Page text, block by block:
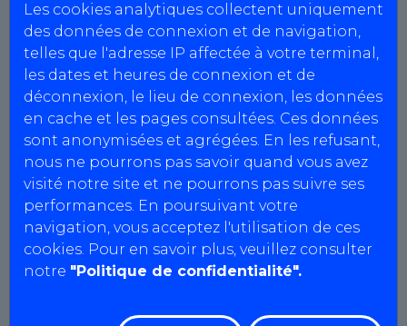
Les cookies analytiques collectent uniquement
des données de connexion et de navigation,
telles que l'adresse IP affectée à votre terminal,
les dates et heures de connexion et de
déconnexion, le lieu de connexion, les données
en cache et les pages consultées. Ces données
sont anonymisées et agrégées. En les refusant,
nous ne pourrons pas savoir quand vous avez
visité notre site et ne pourrons pas suivre ses
performances. En poursuivant votre
navigation, vous acceptez l'utilisation de ces
cookies. Pour en savoir plus, veuillez consulter
notre "Politique de confidentialité".
conformes à la loi n° 78-17 du 6 janvier 1978
modifiée, relative à l’informatique, aux fichiers
et aux libertés (dite « Loi Informatique et
Libertés ») et du Règlement (UE) n° 2016/679 du
27 avril 2016 dit « Règlement général sur la
protection des données » (ou « RGDP »). Cette
politique décrit la manière dont AutoBilan-
Systems s’engage à collecter, utiliser et
protéger vos données personnelles.
Pourquoi vos données sont-elles
collectées ?
AutoBilan-Systems s’engage à traiter vos
ces finalités, et n’entend en aucun cas les